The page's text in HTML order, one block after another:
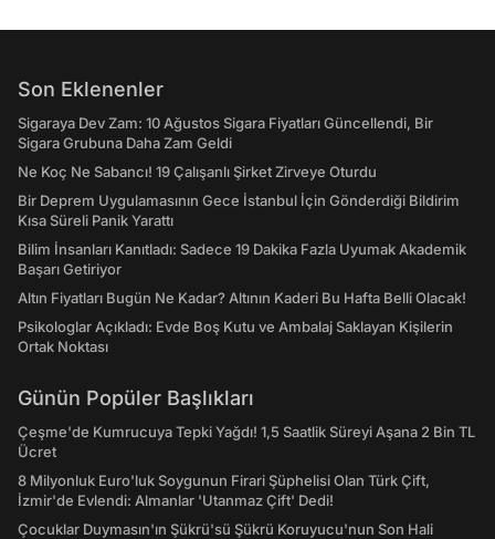
Son Eklenenler
Sigaraya Dev Zam: 10 Ağustos Sigara Fiyatları Güncellendi, Bir
Sigara Grubuna Daha Zam Geldi
Ne Koç Ne Sabancı! 19 Çalışanlı Şirket Zirveye Oturdu
Bir Deprem Uygulamasının Gece İstanbul İçin Gönderdiği Bildirim
Kısa Süreli Panik Yarattı
Bilim İnsanları Kanıtladı: Sadece 19 Dakika Fazla Uyumak Akademik
Başarı Getiriyor
Altın Fiyatları Bugün Ne Kadar? Altının Kaderi Bu Hafta Belli Olacak!
Psikologlar Açıkladı: Evde Boş Kutu ve Ambalaj Saklayan Kişilerin
Ortak Noktası
Günün Popüler Başlıkları
Çeşme'de Kumrucuya Tepki Yağdı! 1,5 Saatlik Süreyi Aşana 2 Bin TL
Ücret
8 Milyonluk Euro'luk Soygunun Firari Şüphelisi Olan Türk Çift,
İzmir'de Evlendi: Almanlar 'Utanmaz Çift' Dedi!
Çocuklar Duymasın'ın Şükrü'sü Şükrü Koruyucu'nun Son Hali